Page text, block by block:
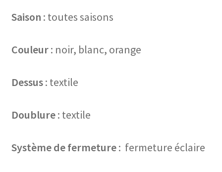
Saison : toutes saisons
Couleur: noir, blanc, orange
Dessus: textile
Doublure: textile
Système de fermeture: fermeture éclaire